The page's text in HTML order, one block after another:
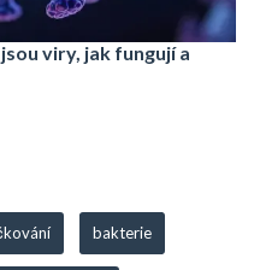
viry, jak fungují a
bakterie